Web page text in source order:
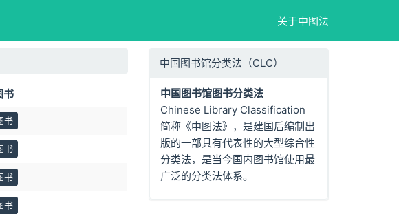
关于中图法
书
书
书
书
书
中国图书馆分类法（CLC）
中国图书馆图书分类法
Chinese Library Classification
简称《中图法》，是建国后编制出
版的一部具有代表性的大型综合性
分类法，是当今国内图书馆使用最
广泛的分类法体系。